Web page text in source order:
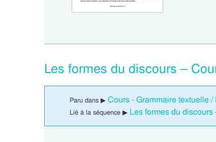
Les formes du discours –
Paru dans ▶ Cours - Grammaire textuelle
Lié à la séquence ▶ Les formes du